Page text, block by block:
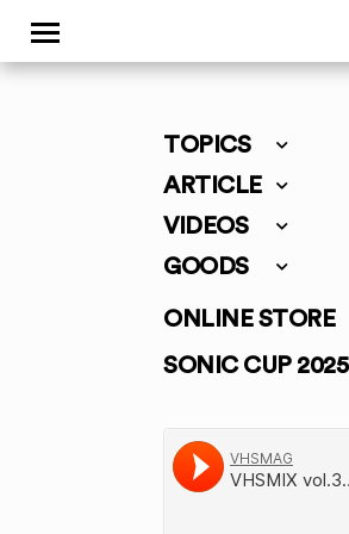
TOPICS
ARTICLE
VIDEOS
GOODS
ONLINE STORE
SONIC CUP 2025